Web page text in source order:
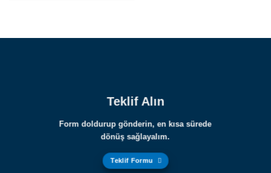
Teklif Alın
Form doldurup gönderin, en kısa sürede
dönüş sağlayalım.
Teklif Formu